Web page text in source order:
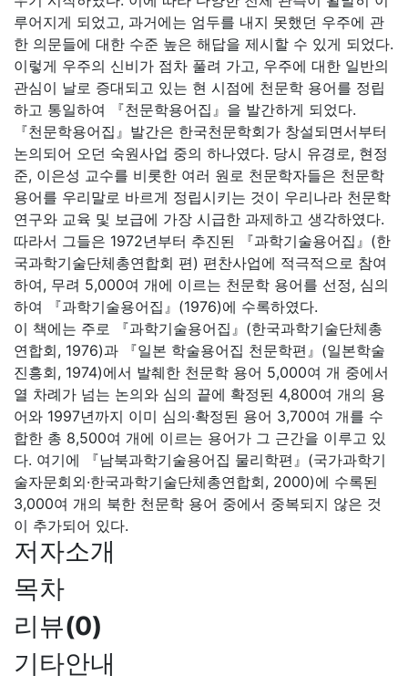
루어지게 되었고, 과거에는 엄두를 내지 못했던 우주에 관
한 의문들에 대한 수준 높은 해답을 제시할 수 있게 되었다.
이렇게 우주의 신비가 점차 풀려 가고, 우주에 대한 일반의
관심이 날로 증대되고 있는 현 시점에 천문학 용어를 정립
하고 통일하여 『천문학용어집』을 발간하게 되었다.
『천문학용어집』발간은 한국천문학회가 창설되면서부터
논의되어 오던 숙원사업 중의 하나였다. 당시 유경로, 현정
준, 이은성 교수를 비롯한 여러 원로 천문학자들은 천문학
용어를 우리말로 바르게 정립시키는 것이 우리나라 천문학
연구와 교육 및 보급에 가장 시급한 과제하고 생각하였다.
따라서 그들은 1972년부터 추진된 『과학기술용어집』(한
국과학기술단체총연합회 편) 편찬사업에 적극적으로 참여
하여, 무려 5,000여 개에 이르는 천문학 용어를 선정, 심의
하여 『과학기술용어집』(1976)에 수록하였다.
이 책에는 주로 『과학기술용어집』(한국과학기술단체총
연합회, 1976)과 『일본 학술용어집 천문학편』(일본학술
진흥회, 1974)에서 발췌한 천문학 용어 5,000여 개 중에서
열 차례가 넘는 논의와 심의 끝에 확정된 4,800여 개의 용
어와 1997년까지 이미 심의·확정된 용어 3,700여 개를 수
합한 총 8,500여 개에 이르는 용어가 그 근간을 이루고 있
다. 여기에 『남북과학기술용어집 물리학편』(국가과학기
술자문회외·한국과학기술단체총연합회, 2000)에 수록된
3,000여 개의 북한 천문학 용어 중에서 중복되지 않은 것
이 추가되어 있다.
저자소개
목차
리뷰(0)
기타안내